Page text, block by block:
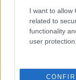
I want to allow
related to
functionality
user protection.